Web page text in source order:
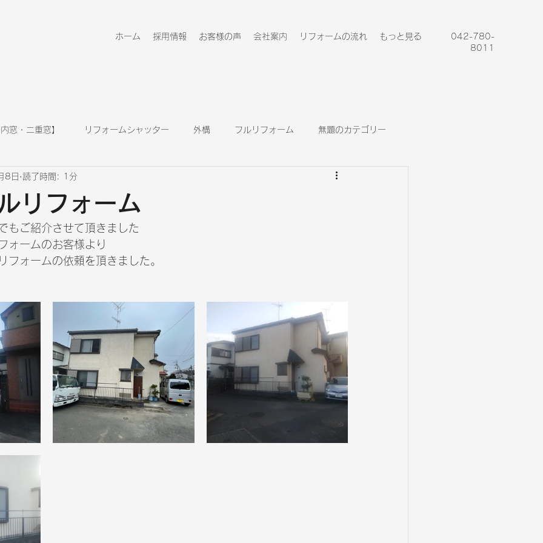
ホーム 採用情報 お客様の声 会社案内 リフォームの流れ もっと見る
042-780-
8011
窓・二重窓】 リフォームシャッター 外構 フルリフォーム 無題のカテゴリー
キッチン 浴室
リフォーム
8日 読了時間: 1分
もご紹介させて頂きました
ォームのお客様より
フォームの依頼を頂きました。